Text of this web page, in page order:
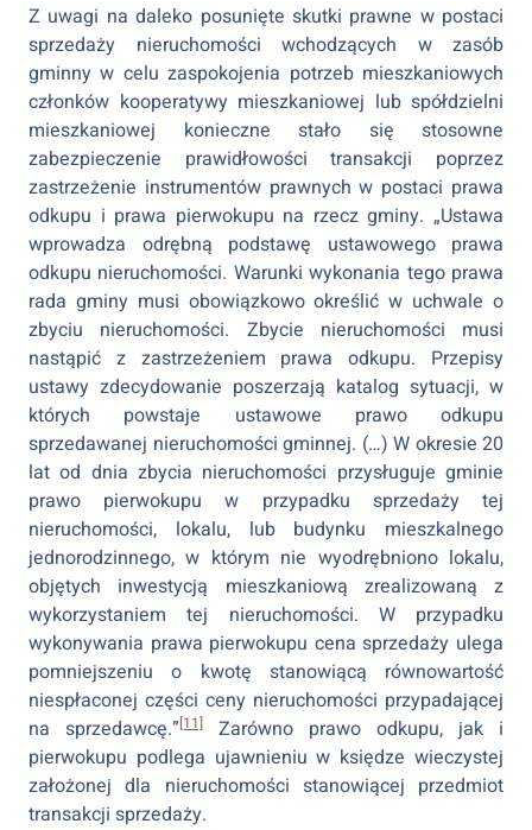
Z uwagi na daleko posunięte skutki prawne w postaci
sprzedaży nieruchomości wchodzących w zasób
gminny w celu zaspokojenia potrzeb mieszkaniowych
członków kooperatywy mieszkaniowej lub spółdzielni
mieszkaniowej konieczne stało się stosowne
zabezpieczenie prawidłowości transakcji poprzez
zastrzeżenie instrumentów prawnych w postaci prawa
odkupu i prawa pierwokupu na rzecz gminy. „Ustawa
wprowadza odrębną podstawę ustawowego prawa
odkupu nieruchomości. Warunki wykonania tego prawa
rada gminy musi obowiązkowo określić w uchwale o
zbyciu nieruchomości. Zbycie nieruchomości musi
nastąpić z zastrzeżeniem prawa odkupu. Przepisy
ustawy zdecydowanie poszerzają katalog sytuacji, w
których powstaje ustawowe prawo odkupu
sprzedawanej nieruchomości gminnej. (…) W okresie 20
lat od dnia zbycia nieruchomości przysługuje gminie
prawo pierwokupu w przypadku sprzedaży tej
nieruchomości, lokalu, lub budynku mieszkalnego
jednorodzinnego, w którym nie wyodrębniono lokalu,
objętych inwestycją mieszkaniową zrealizowaną z
wykorzystaniem tej nieruchomości. W przypadku
wykonywania prawa pierwokupu cena sprzedaży ulega
pomniejszeniu o kwotę stanowiącą równowartość
niespłaconej części ceny nieruchomości przypadającej
na sprzedawcę.”[11]
Zarówno prawo odkupu, jak i
pierwokupu podlega ujawnieniu w księdze wieczystej
założonej dla nieruchomości stanowiącej przedmiot
transakcji sprzedaży.